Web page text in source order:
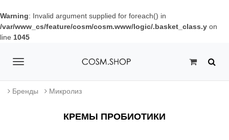
Warning: Invalid argument supplied for foreach() in
/var/www_cs/feature/cosm/cosm.www/logic/.basket_class.y on
line 1045
T
o
Бренды Микролиз
КРЕМЫ ПРОБИОТИКИ